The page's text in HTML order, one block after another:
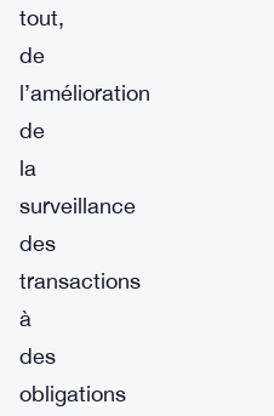
tout,
de
l’amélioration
de
la
surveillance
des
transactions
à
des
obligations